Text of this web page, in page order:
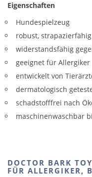
Eigenschaften
Hundespielzeug
robust,
widerstandsfähig
geeignet für Allergiker
entwickelt von
dermatologisch
schadstofffrei nach
maschinenwaschbar
DOCTOR BARK
FÜR ALLERGIKER,